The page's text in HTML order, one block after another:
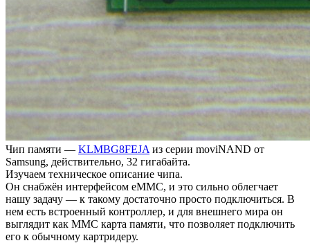
Чип памяти — KLMBG8FEJA из серии moviNAND от
Samsung, действительно, 32 гигабайта.
Изучаем техническое описание чипа.
Он снабжён интерфейсом eMMC, и это сильно облегчает
нашу задачу — к такому достаточно просто подключиться. В
нем есть встроенный контроллер, и для внешнего мира он
выглядит как MMC карта памяти, что позволяет подключить
его к обычному картридеру.